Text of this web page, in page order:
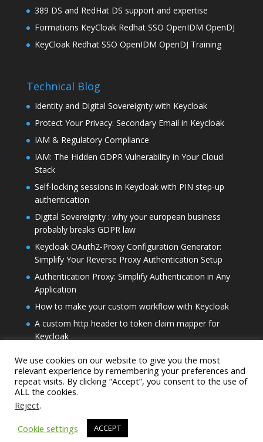
389 DS and RedHat DS support and expertise
Formations KeyCloak Redhat SSO OpenIDM OpenDJ
KeyCloak Redhat SSO OpenIDM OpenDJ Training
Technical Blog
Identity and Digital Sovereignty with Keycloak
Protect Your Privacy: Secondary Email in Keycloak
IAM & Regulatory Compliance
IAM: The Hidden GDPR Vulnerability in Your Cloud
Stack
Self-locking sessions in Keycloak with PIN step-up
authentication
Digital Sovereignty : why your european business
probably breaks GDPR law
Keycloak OAuth2-Proxy Configuration Generator:
Simplify Your Reverse Proxy Authentication Setup
Authentication Proxy: Simplify Authentication in Any
Application
How to make your custom workflow with Keycloak
A custom http header to token claim mapper for
Keycloak
Keycloak User Agent Filter Authenticator
Keycloak roles restriction and full scopes
LDAP bind proxy : how to log to KeyCloak with LDAP
How to enrich native metrics in KeyCloak
We use cookies on our website to give you the most
relevant experience by remembering your preferences and
repeat visits. By clicking “Accept”, you consent to the use of
ALL the cookies.
Reject.
Cookie settings
ACCEPT